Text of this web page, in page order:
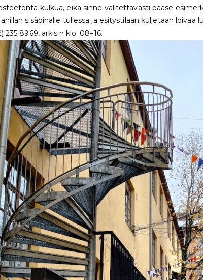
kulkua, eikä sinne valitettavasti pääse
sisäpihalle tullessa ja esitystilaan kuljetaan
235 8969, arkisin klo: 08–16.